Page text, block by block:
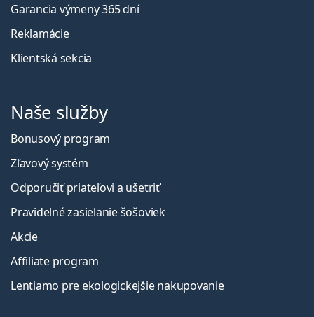
Garancia výmeny 365 dní
Reklamácie
Klientská sekcia
Naše služby
Bonusový program
Zľavový systém
Odporučiť priateľovi a ušetriť
Pravidelné zasielanie šošoviek
Akcie
Affiliate program
Lentiamo pre ekologickejšie nakupovanie